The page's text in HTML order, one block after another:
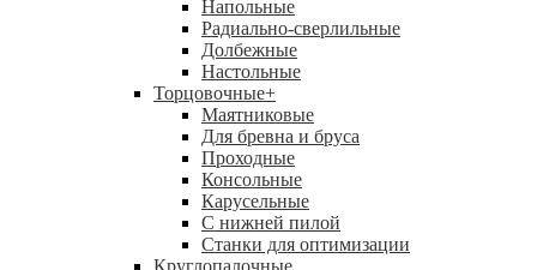
Напольные
Радиально-сверлильные
Долбежные
Настольные
Торцовочные+
Маятниковые
Для бревна и бруса
Проходные
Консольные
Карусельные
С нижней пилой
Станки для оптимизации
Круглопалочные